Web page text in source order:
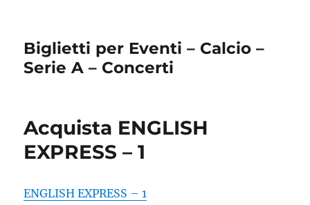
Biglietti per Eventi – Calcio –
Serie A – Concerti
Acquista ENGLISH
EXPRESS – 1
ENGLISH EXPRESS – 1